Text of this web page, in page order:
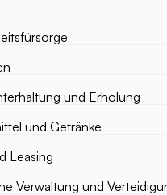
und Erholung
und Getränke
Leasing
Verwaltung und